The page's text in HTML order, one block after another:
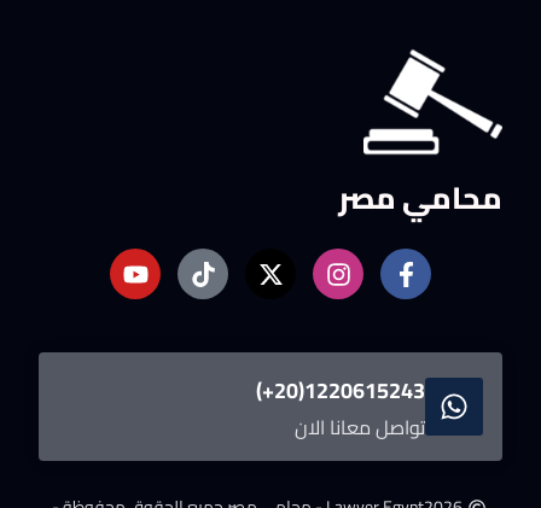
محامي مصر
1220615243(20+)
تواصل معانا الان